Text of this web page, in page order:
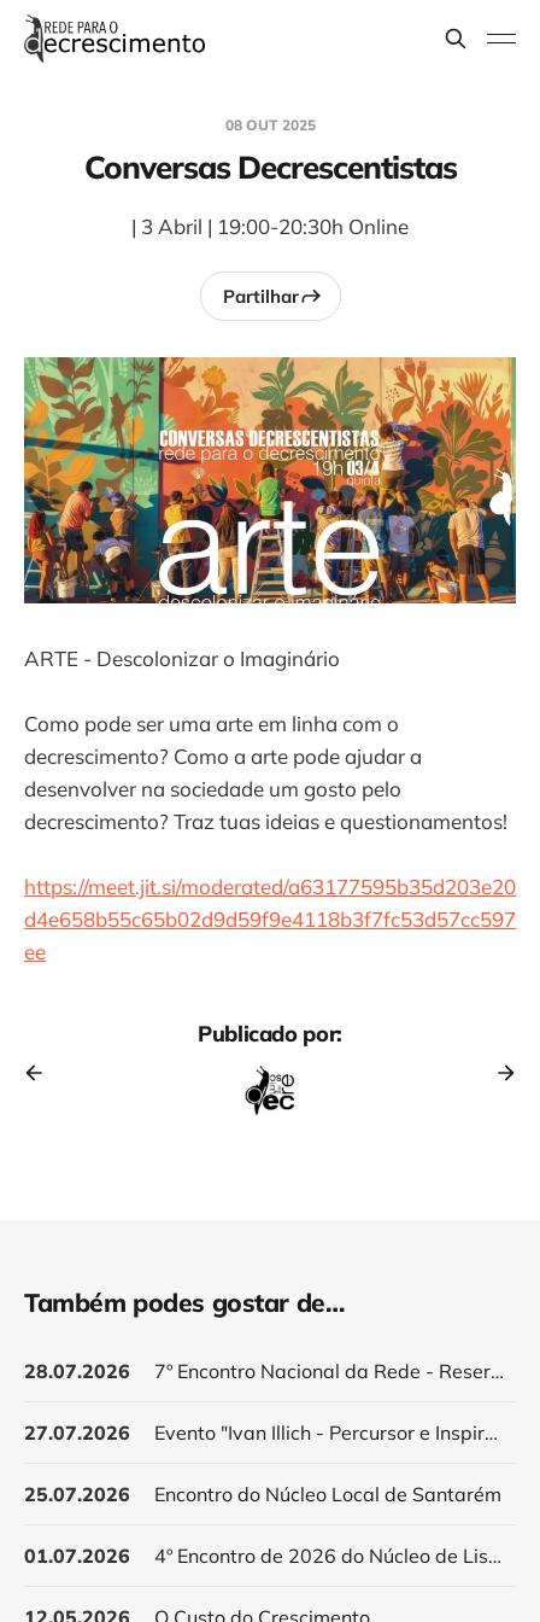
08 OUT 2025
Conversas Decrescentistas
| 3 Abril | 19:00-20:30h Online
Partilhar
ARTE - Descolonizar o Imaginário
Como pode ser uma arte em linha com o
decrescimento? Como a arte pode ajudar a
desenvolver na sociedade um gosto pelo
decrescimento? Traz tuas ideias e questionamentos!
https://meet.jit.si/moderated/a63177595b35d203e20
d4e658b55c65b02d9d59f9e4118b3f7fc53d57cc597
ee
Publicado por:
Também podes gostar de…
28.07.2026 7º Encontro Nacional da Rede - Reservar data
27.07.2026 Evento "Ivan Illich - Percursor e Inspirador do Decrescimento"
25.07.2026 Encontro do Núcleo Local de Santarém
01.07.2026 4º Encontro de 2026 do Núcleo de Lisboa